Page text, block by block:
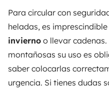
Para circular con
heladas, es
invierno o llevar cadenas.
montañosas su uso es
saber colocarlas
urgencia. Si tienes dudas